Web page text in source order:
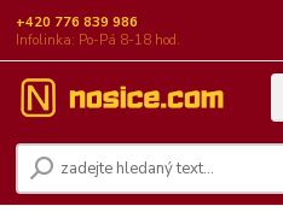
+420 776 839 986
Infolinka: Po-Pá 8-18 hod.